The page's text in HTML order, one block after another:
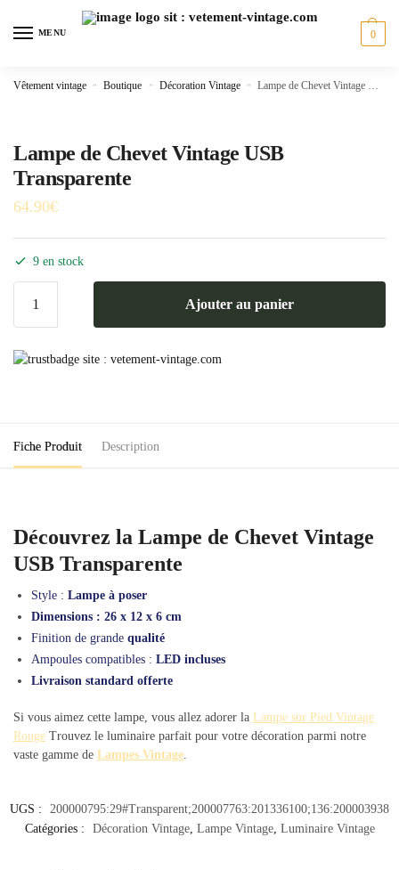
MENU 0
Vêtement vintage » Boutique » Décoration Vintage » Lampe de Chevet Vintage USB Transparente
Lampe de Chevet Vintage USB
Transparente
64.90€
9 en stock
de
Transparente
Ajouter au panier
Fiche Produit Description
Découvrez la Lampe de Chevet Vintage
USB Transparente
Style : Lampe à poser
Dimensions : 26 x 12 x 6 cm
Finition de grande qualité
Ampoules compatibles : LED incluses
Livraison standard offerte
Si vous aimez cette lampe, vous allez adorer la Lampe sur Pied Vintage
Rouge Trouvez le luminaire parfait pour votre décoration parmi notre
vaste gamme de Lampes Vintage
UGS :
200000795:29#Transparent;200007763:201336100;136:200003938
Catégories :
Décoration Vintage, Lampe Vintage, Luminaire Vintage